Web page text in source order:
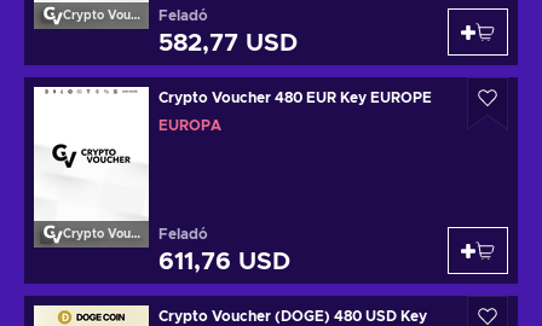
Crypto Voucher Feladó
582,77 USD
Crypto Voucher
Crypto Voucher 480 EUR Key EUROPE
EURÓPA
Feladó
611,76 USD
Crypto Voucher (DOGE) 480 USD Key